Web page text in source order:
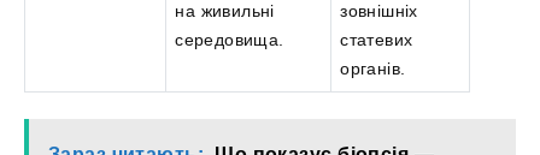
на живильні
середовища.
зовнішніх
статевих
органів.